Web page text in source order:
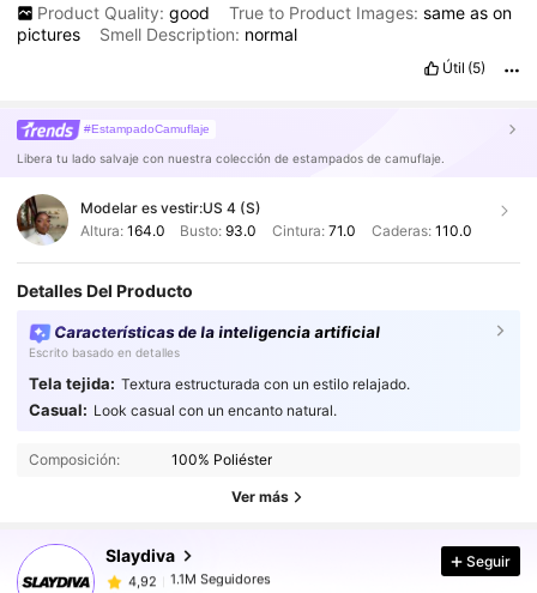
Product Quality: good True to Product Images: same as on
pictures
Smell Description: normal
Útil (5)
#EstampadoCamuflaje
Libera tu lado salvaje con nuestra colección de estampados de camuflaje.
Modelar es vestir:US 4 (S)
Altura: 164.0 Busto:93.0 Cintura: 71.0 Caderas: 110.0
Detalles Del Producto
Características de la inteligencia artificial
Escrito basado en detalles
Tela tejida: Textura estructurada con un estilo relajado.
Casual: Look casual con un encanto natural.
Composición: 100% Poliéster
Ver más
Slaydiva
4,92 1.1M Seguidores
1.1M Seguidores
4,92
1.1M Seguidores
c***l
pagóHace 1 día
Seguir